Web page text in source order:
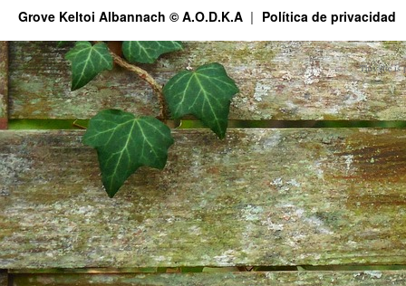
Grove Keltoi Albannach © A.O.D.K.A Política de privacidad
This site is